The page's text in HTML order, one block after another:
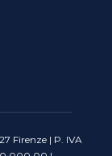
Firenze | P. IVA